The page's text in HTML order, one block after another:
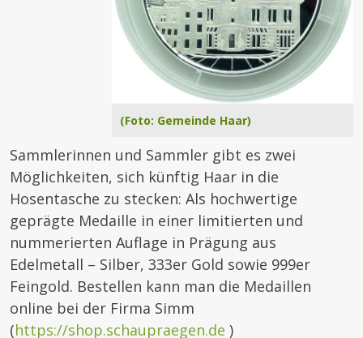
(Foto: Gemeinde Haar)
Sammlerinnen und Sammler gibt es zwei
Möglichkeiten, sich künftig Haar in die
Hosentasche zu stecken: Als hochwertige
geprägte Medaille in einer limitierten und
nummerierten Auflage in Prägung aus
Edelmetall – Silber, 333er Gold sowie 999er
Feingold. Bestellen kann man die Medaillen
online bei der Firma Simm
(https://shop.schaupraegen.de )